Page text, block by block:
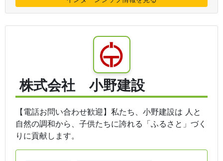
株式会社 小野建設
【電話お問い合わせ歓迎】私たち、小野建設は 人と
自然の調和から、子供たちに誇れる「ふるさと」づく
りに貢献します。